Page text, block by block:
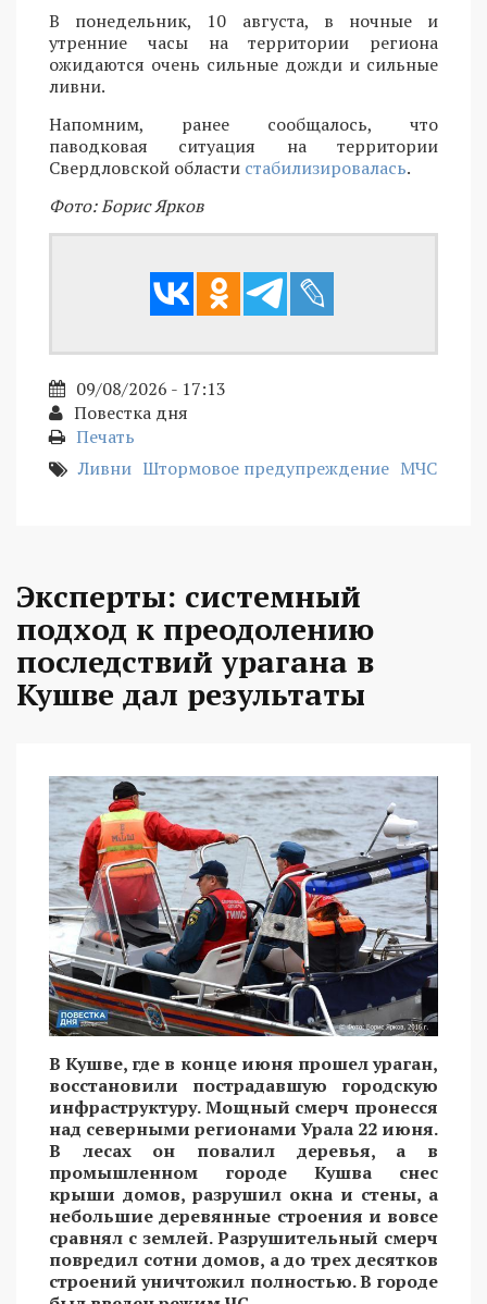
В понедельник, 10 августа, в ночные и
утренние часы на территории региона
ожидаются очень сильные дожди и сильные
ливни.
Напомним, ранее сообщалось, что
паводковая ситуация на территории
Свердловской области стабилизировалась.
Фото: Борис Ярков
09/08/2026 - 17:13
Повестка дня
Печать
Ливни Штормовое предупреждение МЧС
Эксперты: системный
подход к преодолению
последствий урагана в
Кушве дал результаты
В Кушве, где в конце июня прошел ураган,
восстановили пострадавшую городскую
инфраструктуру. Мощный смерч пронесся
над северными регионами Урала 22 июня.
В лесах он повалил деревья, а в
промышленном городе Кушва снес
крыши домов, разрушил окна и стены, а
небольшие деревянные строения и вовсе
сравнял с землей. Разрушительный смерч
повредил сотни домов, а до трех десятков
строений уничтожил полностью. В городе